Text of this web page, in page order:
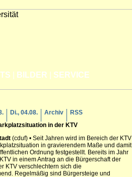
BILDER SERVICE
Di., 04.08. Archiv
RSS
in der KTV
(cduf) • Seit Jahren wird im Bereich der KTV
in gravierendem Maße und damit
Ordnung festgestellt. Bereits im Jahr
in einem Antrag an die Bürgerschaft der
KTV verschlechtern sich die
Regelmäßig sind Bürgersteige und